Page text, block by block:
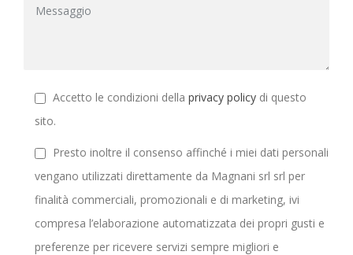
Accetto le condizioni della privacy policy di questo
sito.
Presto inoltre il consenso affinché i miei dati personali
vengano utilizzati direttamente da Magnani srl srl per
finalità commerciali, promozionali e di marketing, ivi
compresa l’elaborazione automatizzata dei propri gusti e
preferenze per ricevere servizi sempre migliori e